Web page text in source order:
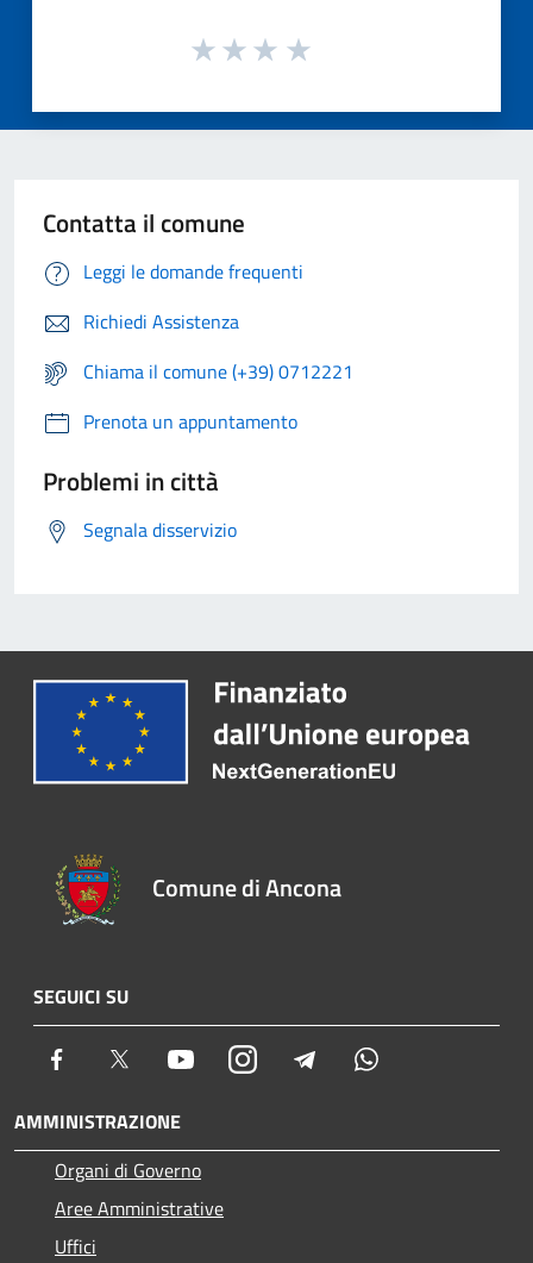
Contatta il comune
Leggi le domande frequenti
Richiedi Assistenza
Chiama il comune (+39) 0712221
Prenota un appuntamento
Problemi in città
Segnala disservizio
Comune di Ancona
SEGUICI SU
Facebook Twitter YoutubeInstagram Telegram
AMMINISTRAZIONE
Organi di Governo
Aree Amministrative
Uffici